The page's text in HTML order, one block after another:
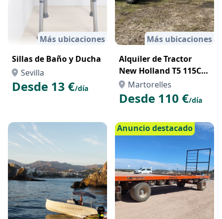
Más ubicaciones
Sillas de Baño y Ducha
Sevilla
Desde 13 €/día
Más ubicaciones
Alquiler de Tractor
New Holland T5 115CV
con Pala
Martorelles
Desde 110 €/día
Anuncio destacado